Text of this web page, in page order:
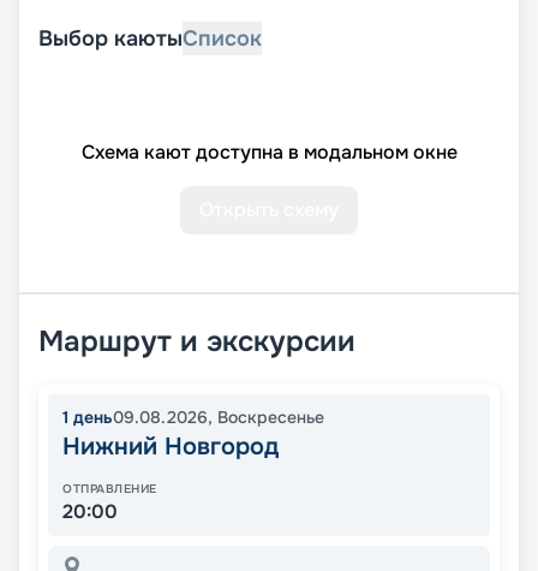
Выбор каютыСписок
Схема кают доступна в модальном окне
Маршрут и экскурсии
1 день09.08.2026, Воскресенье
Нижний Новгород
ОТПРАВЛЕНИЕ
20:00